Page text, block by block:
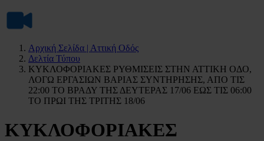
Αρχική Σελίδα | Αττική Οδός
Δελτία Τύπου
ΚΥΚΛΟΦΟΡΙΑΚΕΣ ΡΥΘΜΙΣΕΙΣ ΣΤΗΝ ΑΤΤΙΚΗ ΟΔΟ,
ΛΟΓΩ ΕΡΓΑΣΙΩΝ ΒΑΡΙΑΣ ΣΥΝΤΗΡΗΣΗΣ, ΑΠΟ ΤΙΣ
22:00 ΤΟ ΒΡΑΔΥ ΤΗΣ ΔΕΥΤΕΡΑΣ 17/06 ΕΩΣ ΤΙΣ 06:00
ΤΟ ΠΡΩΙ ΤΗΣ ΤΡΙΤΗΣ 18/06
ΚΥΚΛΟΦΟΡΙΑΚΕΣ